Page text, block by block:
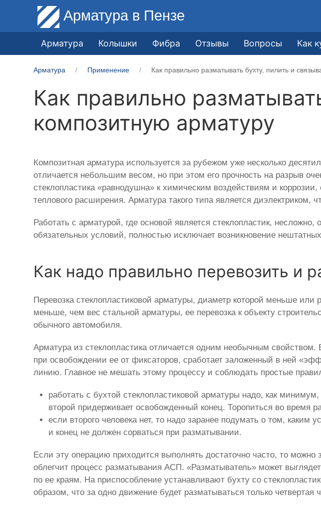
Арматура в Пензе
Арматура Колышки Фибра Отзывы Вопросы Как
Арматура Применение Как правильно разматывать бухту, пилить и
Как правильно
композитную арматуру
Композитная арматура используется за рубежом уже несколько
отличается небольшим весом, но при этом его прочность на разрыв
стеклопластика «равнодушна» к химическим воздействиям и
теплового расширения. Арматура такого типа является диэлектриком,
Работать с арматурой, где основой является стеклопластик,
обязательных условий, полностью исключает возникновение
Как надо правильно перевозить и
Перевозка стеклопластиковой арматуры, диаметр которой меньше
меньше, чем вес стальной арматуры, ее перевозка к объекту
обычного автомобиля.
Арматура из стеклопластика отличается одним необычным
при освобождении ее от фиксаторов, сработает заложенный в ней
линию. Главное не мешать этому процессу и соблюдать простые
работать с бухтой стеклопластиковой арматуры надо, как
второй придерживает освобожденный конец. Торопиться во
если второго человека нет, то надо заранее подумать о том,
и конец не должен сорваться при разматывании.
Если эту операцию приходится выполнять достаточно часто, то можно
облегчит процесс разматывания АСП. «Разматыватель» может
по ее краям. На приспособление устанавливают бухту со
образом, что за одно движение будет разматываться только четвертая